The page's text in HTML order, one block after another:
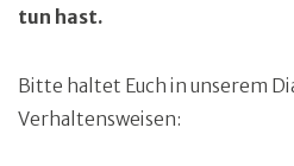
tun hast.
Bitte haltet Euch in unserem
Verhaltensweisen: